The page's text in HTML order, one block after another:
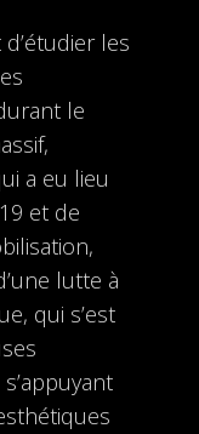
les
le
a eu lieu
et de
lutte à
qui s’est